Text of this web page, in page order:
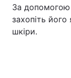
За допомогою
захопіть
шкіри.